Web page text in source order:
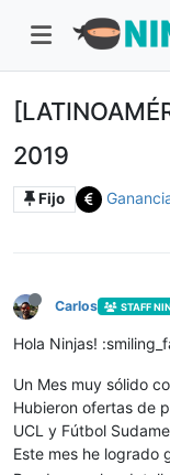
2019
Fijo
Carlos STAFF
Hola Ninjas!
Un Mes muy sólido
Hubieron ofertas de
UCL y Fútbol
Este mes he logrado